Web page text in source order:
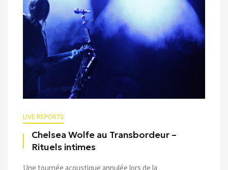
LIVE REPORTS
Chelsea Wolfe au Transbordeur –
Rituels intimes
Une tournée acoustique annulée lors de la